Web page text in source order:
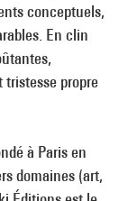
conceptuels,
En clin
propre
à Paris en
domaines (art,